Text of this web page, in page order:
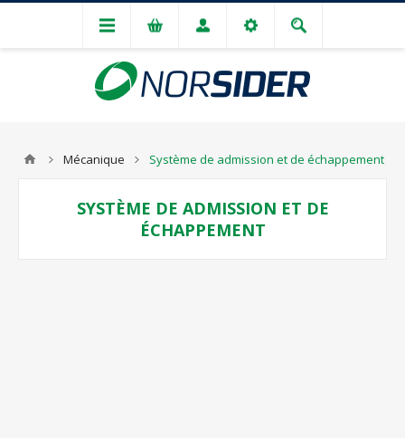
Mécanique Système de admission et de échappement
SYSTÈME DE ADMISSION ET DE
ÉCHAPPEMENT